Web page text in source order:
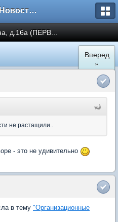
Форум Новостройки
д.16а (ПЕРВ...
Вперед
»
не растащили..
- это не удивительно
в тему "Организационные